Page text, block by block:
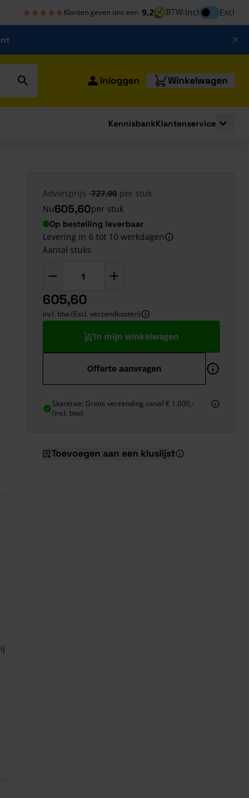
★★★★★
★★★★★ Klanten geven ons een 9,2 BTW:InclInclusief btw
Excl
Inloggen Winkelwagen
for Bouwshop
KennisbankKlantenservice
Adviesprijs 727,00 per stuk
Nu605,60per stuk
Op bestelling leverbaar
Levering in 6 tot 10 werkdagen
Aantal stuks
605,60
incl. btw (Excl. verzendkosten)
In mijn winkelwagen
Offerte aanvragen
Skantrae: Gratis verzending vanaf € 1.000,-
(incl. btw)
Toevoegen aan een kluslijst